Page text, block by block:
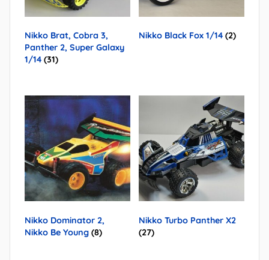
Nikko Brat, Cobra 3,
Panther 2, Super Galaxy
1/14 (31)
Nikko Black Fox 1/14(2)
Nikko Dominator 2,
Nikko Be Young (8)
Nikko Turbo Panther X2
(27)